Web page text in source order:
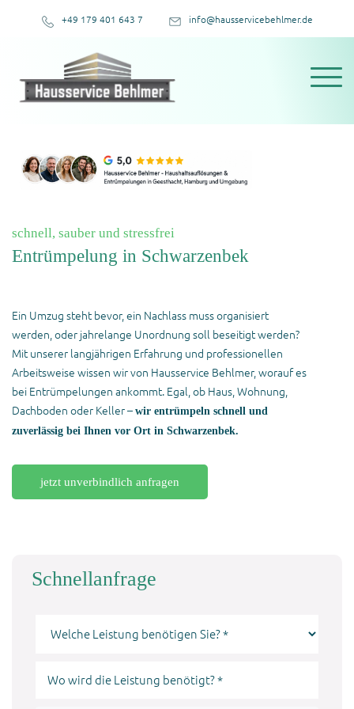
+49 179 401 643 7 info@hausservicebehlmer.de
schnell, sauber und stressfrei
Entrümpelung in Schwarzenbek
Ein Umzug steht bevor, ein Nachlass muss organisiert
werden, oder jahrelange Unordnung soll beseitigt werden?
Mit unserer langjährigen Erfahrung und professionellen
Arbeitsweise wissen wir von Hausservice Behlmer, worauf es
bei Entrümpelungen ankommt. Egal, ob Haus, Wohnung,
Dachboden oder Keller – wir entrümpeln schnell und
zuverlässig bei Ihnen vor Ort in Schwarzenbek.
jetzt unverbindlich anfragen
Schnellanfrage